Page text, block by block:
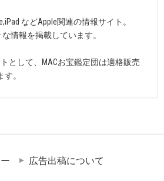
などApple関連の情報サイト。
情報を掲載しています。
として、MACお宝鑑定団は適格販売
。
広告出稿について